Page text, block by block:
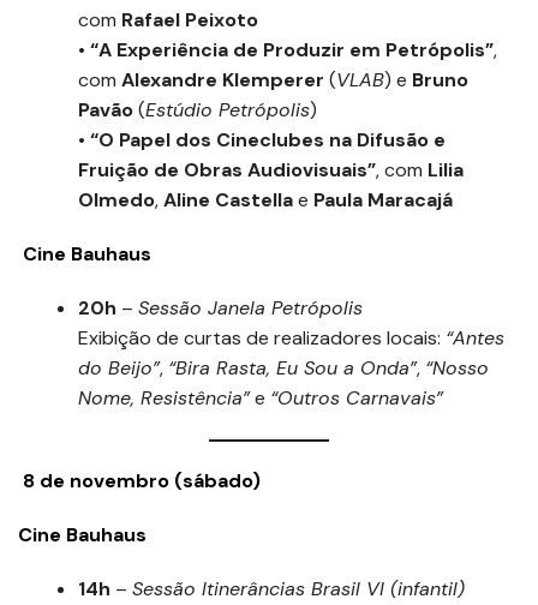
com Rafael Peixoto
• “A Experiência de Produzir em Petrópolis”,
com Alexandre Klemperer (VLAB) e Bruno
Pavão(Estúdio Petrópolis)
• “O Papel dos Cineclubes na Difusão e
Fruição de Obras Audiovisuais”, com Lilia
Olmedo,Aline Castellae Paula Maracajá
Cine Bauhaus
20h – Sessão Janela Petrópolis
Exibição de curtas de realizadores locais: “Antes
do Beijo”, “Bira Rasta, Eu Sou a Onda”, “Nosso
Nome, Resistência”e “Outros Carnavais”
8 de novembro (sábado)
Cine Bauhaus
14h – Sessão Itinerâncias Brasil VI (infantil)